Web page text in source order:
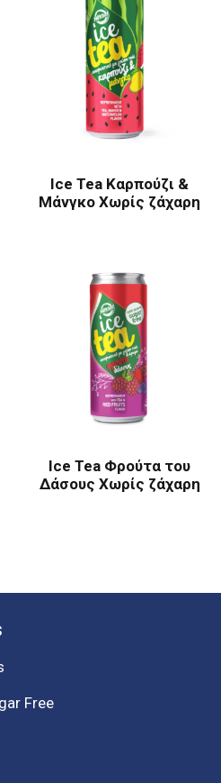
Ice Tea Καρπούζι &
Μάνγκο Χωρίς ζάχαρη
Ice Tea Φρούτα του
Δάσους Χωρίς ζάχαρη
Free